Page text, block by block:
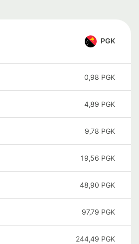
PGK
0,98 PGK
4,89 PGK
9,78 PGK
19,56 PGK
48,90 PGK
97,79 PGK
244,49 PGK